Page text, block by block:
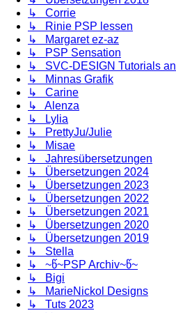
↳ Corrie
↳ Rinie PSP lessen
↳ Margaret ez-az
↳ PSP Sensation
↳ SVC-DESIGN Tutorials
↳ Minnas Grafik
↳ Carine
↳ Alenza
↳ Lylia
↳ PrettyJu/Julie
↳ Misae
↳ Jahresübersetzungen
↳ Übersetzungen 2024
↳ Übersetzungen 2023
↳ Übersetzungen 2022
↳ Übersetzungen 2021
↳ Übersetzungen 2020
↳ Übersetzungen 2019
↳ Stella
↳ ~წ~PSP Archiv~წ~
↳ Bigi
↳ MarieNickol Designs
↳ Tuts 2023